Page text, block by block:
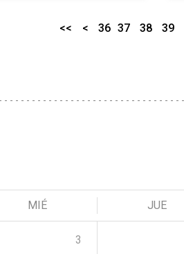
<< < 36 37 38 39
MIÉ JUE
3